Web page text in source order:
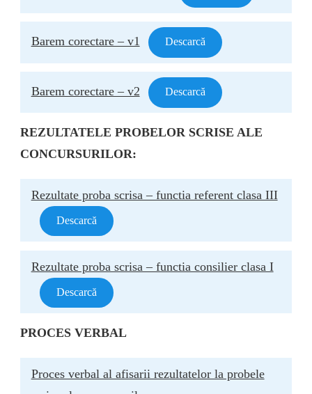
Barem corectare – v1 Descarcă
Barem corectare – v2 Descarcă
REZULTATELE PROBELOR SCRISE ALE
CONCURSURILOR:
Rezultate proba scrisa – functia referent clasa III
Descarcă
Rezultate proba scrisa – functia consilier clasa I
Descarcă
PROCES VERBAL
Proces verbal al afisarii rezultatelor la probele